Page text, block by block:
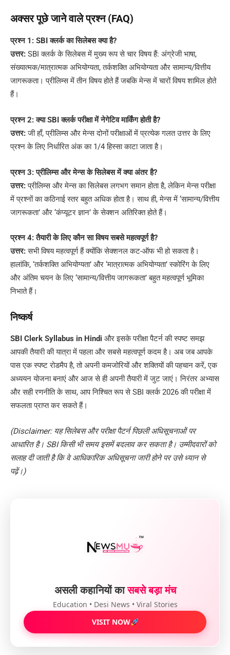
अक्सर पूछे जाने वाले प्रश्न (FAQ)
प्रश्न 1: SBI क्लर्क का सिलेबस क्या है?
उत्तर: SBI क्लर्क के सिलेबस में मुख्य रूप से चार विषय हैं: अंग्रेजी भाषा,
संख्यात्मक/मात्रात्मक अभियोग्यता, तर्कशक्ति अभियोग्यता और सामान्य/वित्तीय
जागरूकता। प्रीलिम्स में तीन विषय होते हैं जबकि मेन्स में चारों विषय शामिल होते
हैं।
प्रश्न 2: क्या SBI क्लर्क परीक्षा में नेगेटिव मार्किंग होती है?
उत्तर:जी हाँ, प्रीलिम्स और मेन्स दोनों परीक्षाओं में प्रत्येक गलत उत्तर के लिए
प्रश्न के लिए निर्धारित अंक का 1/4 हिस्सा काटा जाता है।
प्रश्न 3: प्रीलिम्स और मेन्स के सिलेबस में क्या अंतर है?
उत्तर:प्रीलिम्स और मेन्स का सिलेबस लगभग समान होता है, लेकिन मेन्स परीक्षा
में प्रश्नों का कठिनाई स्तर बहुत अधिक होता है। साथ ही, मेन्स में ‘सामान्य/वित्तीय
जागरूकता’ और ‘कंप्यूटर ज्ञान’ के सेक्शन अतिरिक्त होते हैं।
प्रश्न 4: तैयारी के लिए कौन सा विषय सबसे महत्वपूर्ण है?
उत्तर:सभी विषय महत्वपूर्ण हैं क्योंकि सेक्शनल कट-ऑफ भी हो सकता है।
हालांकि, ‘तर्कशक्ति अभियोग्यता’ और ‘मात्रात्मक अभियोग्यता’ स्कोरिंग के लिए
और अंतिम चयन के लिए ‘सामान्य/वित्तीय जागरूकता’ बहुत महत्वपूर्ण भूमिका
निभाते हैं।
निष्कर्ष
SBI Clerk Syllabus in Hindi और इसके परीक्षा पैटर्न की स्पष्ट समझ
आपकी तैयारी की यात्रा में पहला और सबसे महत्वपूर्ण कदम है। अब जब आपके
पास एक स्पष्ट रोडमैप है, तो अपनी कमजोरियों और शक्तियों की पहचान करें, एक
अध्ययन योजना बनाएं और आज से ही अपनी तैयारी में जुट जाएं। निरंतर अभ्यास
और सही रणनीति के साथ, आप निश्चित रूप से SBI क्लर्क 2026 की परीक्षा में
सफलता प्राप्त कर सकते हैं।
(Disclaimer: यह सिलेबस और परीक्षा पैटर्न पिछली अधिसूचनाओं पर
आधारित है। SBI किसी भी समय इसमें बदलाव कर सकता है। उम्मीदवारों को
सलाह दी जाती है कि वे आधिकारिक अधिसूचना जारी होने पर उसे ध्यान से
पढ़ें।)
असली कहानियों कासबसे बड़ा मंच
Education • Desi News • Viral Stories
VISIT NOW